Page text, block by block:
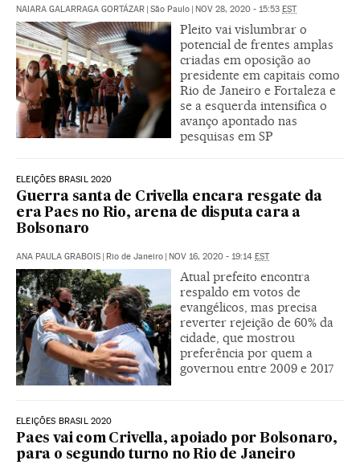
NAIARA GALARRAGA GORTÁZAR São Paulo NOV 28, 2020 - 15:53 EST
Pleito vai vislumbrar o
potencial de frentes amplas
criadas em oposição ao
presidente em capitais como
Rio de Janeiro e Fortaleza e
se a esquerda intensifica o
avanço apontado nas
pesquisas em SP
ELEIÇÕES BRASIL 2020
Guerra santa de Crivella encara resgate da
era Paes no Rio, arena de disputa cara a
Bolsonaro
ANA PAULA GRABOIS Rio de Janeiro NOV 16, 2020 - 19:14 EST
Atual prefeito encontra
respaldo em votos de
evangélicos, mas precisa
reverter rejeição de 60% da
cidade, que mostrou
preferência por quem a
governou entre 2009 e 2017
ELEIÇÕES BRASIL 2020
Paes vai com Crivella, apoiado por Bolsonaro,
para o segundo turno no Rio de Janeiro